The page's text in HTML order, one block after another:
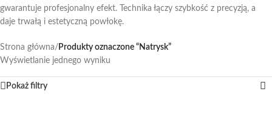
gwarantuje profesjonalny efekt. Technika łączy szybkość z precyzją, a
daje trwałą i estetyczną powłokę.
Strona główna/ Produkty oznaczone “Natrysk”
Wyświetlanie jednego wyniku
Pokaż filtry